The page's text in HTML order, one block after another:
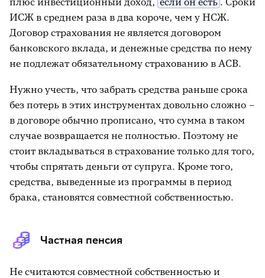
ИСЖ в среднем раза в два короче, чем у НСЖ.
Договор страхования не является договором
банковского вклада, и денежные средства по нему
не подлежат обязательному страхованию в АСВ.
Нужно учесть, что забрать средства раньше срока
без потерь в этих инструментах довольно сложно –
в договоре обычно прописано, что сумма в таком
случае возвращается не полностью. Поэтому не
стоит вкладываться в страхование только для того,
чтобы спрятать деньги от супруга. Кроме того,
средства, выведенные из программы в период
брака, становятся совместной собственностью.
Частная пенсия
Не считаются совместной собственностью и